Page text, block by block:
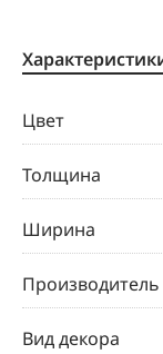
Цвет
Толщина
Ширина
Производитель
Вид декора